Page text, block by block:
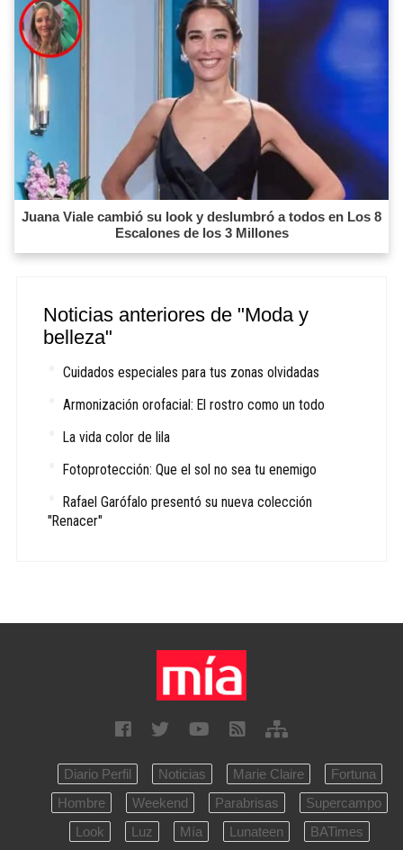
Juana Viale cambió su look y deslumbró a todos en Los 8
Escalones de los 3 Millones
Noticias anteriores de "Moda y
belleza"
Cuidados especiales para tus zonas olvidadas
Armonización orofacial: El rostro como un todo
La vida color de lila
Fotoprotección: Que el sol no sea tu enemigo
Rafael Garófalo presentó su nueva colección
"Renacer"
Diario Perfil Noticias Marie Claire
Fortuna
Hombre
Weekend Parabrisas
Supercampo
Look
Luz Mía Lunateen BATimes